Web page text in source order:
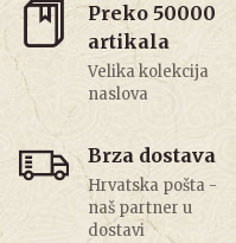
Preko 50000
artikala
Velika kolekcija
naslova
Brza dostava
Hrvatska pošta -
naš partner u
dostavi